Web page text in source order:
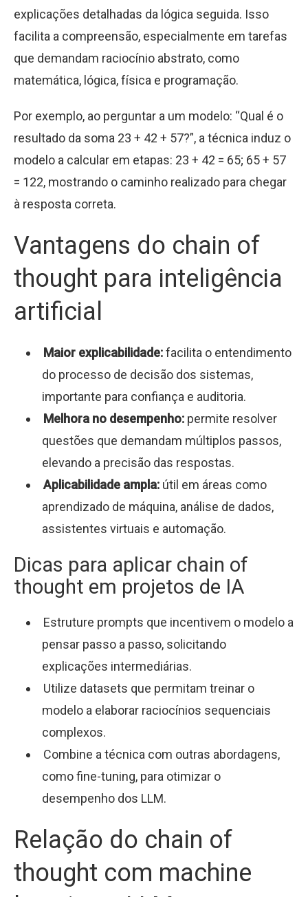
explicações detalhadas da lógica seguida. Isso
facilita a compreensão, especialmente em tarefas
que demandam raciocínio abstrato, como
matemática, lógica, física e programação.
Por exemplo, ao perguntar a um modelo: “Qual é o
resultado da soma 23 + 42 + 57?”, a técnica induz o
modelo a calcular em etapas: 23 + 42 = 65; 65 + 57
= 122, mostrando o caminho realizado para chegar
à resposta correta.
Vantagens do chain of
thought para inteligência
artificial
Maior explicabilidade:facilita o entendimento
do processo de decisão dos sistemas,
importante para confiança e auditoria.
Melhora no desempenho: permite resolver
questões que demandam múltiplos passos,
elevando a precisão das respostas.
Aplicabilidade ampla: útil em áreas como
aprendizado de máquina, análise de dados,
assistentes virtuais e automação.
Dicas para aplicar chain of
thought em projetos de IA
Estruture prompts que incentivem o modelo a
pensar passo a passo, solicitando
explicações intermediárias.
Utilize datasets que permitam treinar o
modelo a elaborar raciocínios sequenciais
complexos.
Combine a técnica com outras abordagens,
como fine-tuning, para otimizar o
desempenho dos LLM.
Relação do chain of
thought com machine